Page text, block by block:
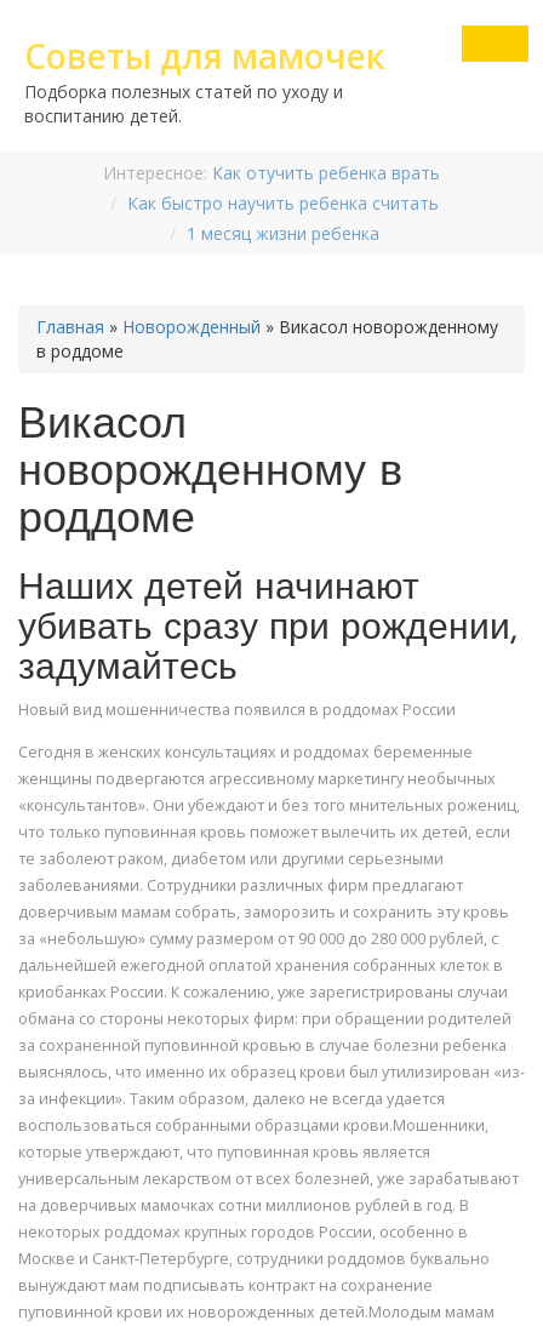
Советы для мамочек
Подборка полезных статей по уходу и
воспитанию детей.
Интересное: Как отучить ребенка врать
Как быстро научить ребенка считать
1 месяц жизни ребенка
Главная » Новорожденный » Викасол новорожденному
в роддоме
Викасол
новорожденному в
роддоме
Наших детей начинают
убивать сразу при рождении,
задумайтесь
Новый вид мошенничества появился в роддомах России
Сегодня в женских консультациях и роддомах беременные
женщины подвергаются агрессивному маркетингу необычных
«консультантов». Они убеждают и без того мнительных рожениц,
что только пуповинная кровь поможет вылечить их детей, если
те заболеют раком, диабетом или другими серьезными
заболеваниями. Сотрудники различных фирм предлагают
доверчивым мамам собрать, заморозить и сохранить эту кровь
за «небольшую» сумму размером от 90 000 до 280 000 рублей, с
дальнейшей ежегодной оплатой хранения собранных клеток в
криобанках России. К сожалению, уже зарегистрированы случаи
обмана со стороны некоторых фирм: при обращении родителей
за сохраненной пуповинной кровью в случае болезни ребенка
выяснялось, что именно их образец крови был утилизирован «из-
за инфекции». Таким образом, далеко не всегда удается
воспользоваться собранными образцами крови.Мошенники,
которые утверждают, что пуповинная кровь является
универсальным лекарством от всех болезней, уже зарабатывают
на доверчивых мамочках сотни миллионов рублей в год. В
некоторых роддомах крупных городов России, особенно в
Москве и Санкт-Петербурге, сотрудники роддомов буквально
вынуждают мам подписывать контракт на сохранение
пуповинной крови их новорожденных детей.Молодым мамам